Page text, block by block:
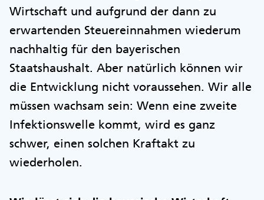
Wirtschaft und aufgrund der dann zu
erwartenden Steuereinnahmen wiederum
nachhaltig für den bayerischen
Staatshaushalt. Aber natürlich können wir
die Entwicklung nicht voraussehen. Wir alle
müssen wachsam sein: Wenn eine zweite
Infektionswelle kommt, wird es ganz
schwer, einen solchen Kraftakt zu
wiederholen.